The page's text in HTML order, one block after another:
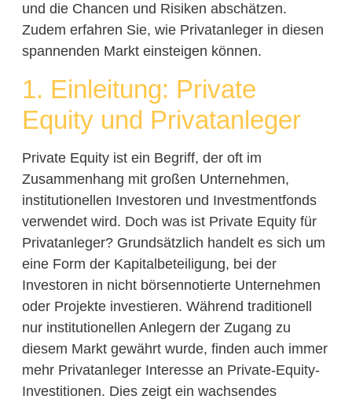
und die Chancen und Risiken abschätzen.
Zudem erfahren Sie, wie Privatanleger in diesen
spannenden Markt einsteigen können.
1. Einleitung: Private
Equity und Privatanleger
Private Equity ist ein Begriff, der oft im
Zusammenhang mit großen Unternehmen,
institutionellen Investoren und Investmentfonds
verwendet wird. Doch was ist Private Equity für
Privatanleger? Grundsätzlich handelt es sich um
eine Form der Kapitalbeteiligung, bei der
Investoren in nicht börsennotierte Unternehmen
oder Projekte investieren. Während traditionell
nur institutionellen Anlegern der Zugang zu
diesem Markt gewährt wurde, finden auch immer
mehr Privatanleger Interesse an Private-Equity-
Investitionen. Dies zeigt ein wachsendes